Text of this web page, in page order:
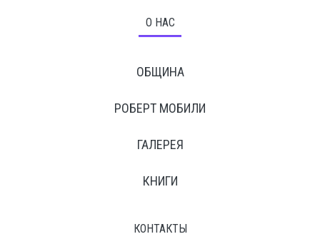
О НАС
ОБЩИНА
РОБЕРТ МОБИЛИ
ГАЛЕРЕЯ
КНИГИ
КОНТАКТЫ